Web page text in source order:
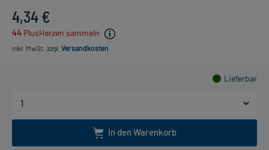
4,34 €
44 PlusHerzen sammeln
inkl. MwSt. zzgl. Versandkosten
Lieferbar
In den Warenkorb